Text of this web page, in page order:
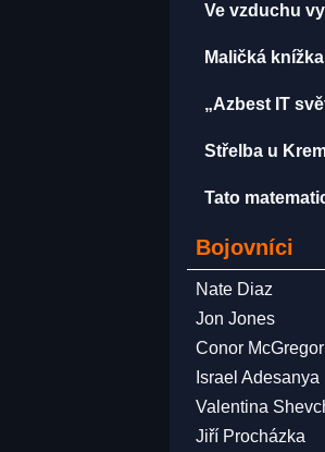
Ve vzduchu
Maličká
„Azbest IT
Střelba u
Tato
Bojovníci
Nate Diaz
Jon Jones
Conor McGregor
Israel Adesanya
Valentina
Jiří Procházka